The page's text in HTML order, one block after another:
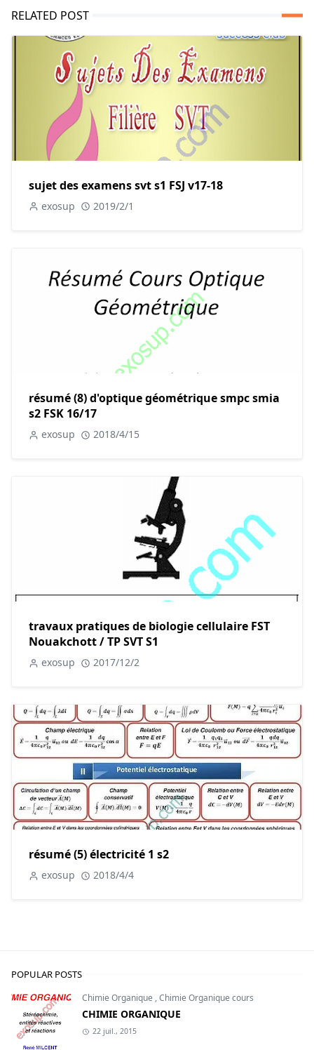
RELATED POST
sujet des examens svt s1 FSJ v17-18
exosup 2019/2/1
résumé (8) d'optique géométrique smpc smia
s2 FSK 16/17
exosup 2018/4/15
travaux pratiques de biologie cellulaire FST
Nouakchott / TP SVT S1
exosup 2017/12/2
résumé (5) électricité 1 s2
exosup 2018/4/4
POPULAR POSTS
Chimie Organique ,Chimie Organique cours
CHIMIE ORGANIQUE
22 juil., 2015